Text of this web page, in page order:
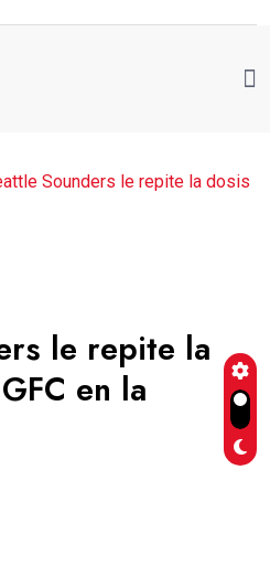
Sounders le repite la dosis
le repite la
en la